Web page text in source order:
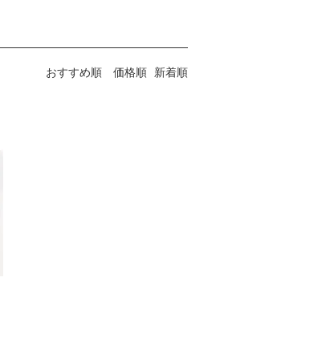
おすすめ順 価格順 新着順